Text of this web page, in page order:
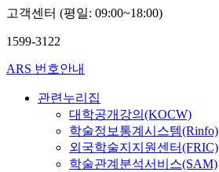
고객센터 (평일: 09:00~18:00)
1599-3122
ARS 번호안내
관련누리집
대학공개강의(KOCW)
학술정보통계시스템(Rinfo)
외국학술지지원센터(FRIC)
학술관계분석서비스(SAM)